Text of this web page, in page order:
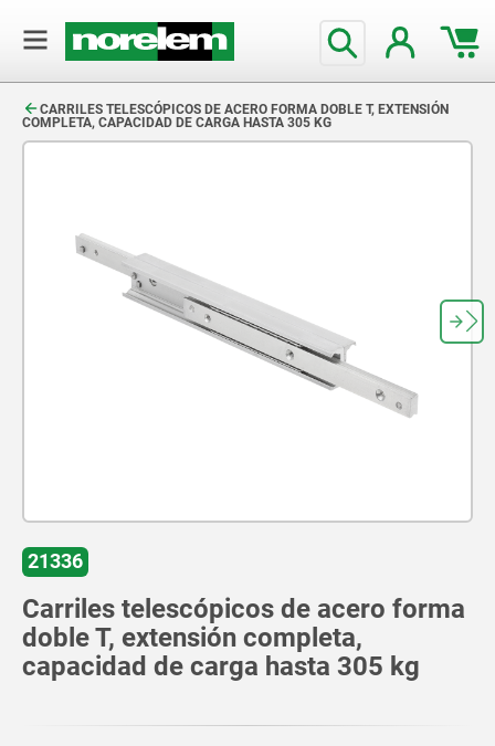
CARRILES TELESCÓPICOS DE ACERO FORMA DOBLE T, EXTENSIÓN
COMPLETA, CAPACIDAD DE CARGA HASTA 305 KG
21336
Carriles telescópicos de acero forma
doble T, extensión completa,
capacidad de carga hasta 305 kg